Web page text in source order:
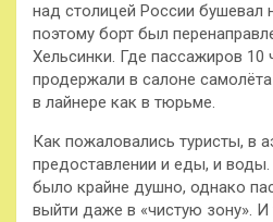
над столицей России бушевал
поэтому борт был
Хельсинки. Где пассажиров 10
продержали в салоне
в лайнере как в тюрьме.
Как пожаловались туристы, в
предоставлении и еды, и
было крайне душно, однако
выйти даже в «чистую зону». И